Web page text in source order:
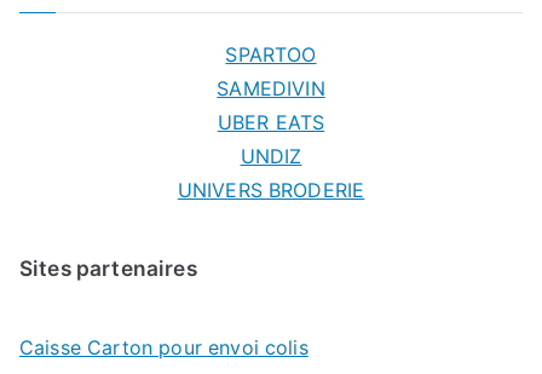
SPARTOO
SAMEDIVIN
UBER EATS
UNDIZ
UNIVERS BRODERIE
Sites partenaires
Caisse Carton pour envoi colis